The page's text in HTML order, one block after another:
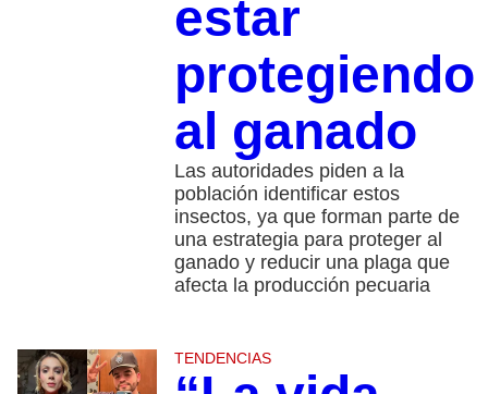
estar
protegiendo
al ganado
Las autoridades piden a la
población identificar estos
insectos, ya que forman parte de
una estrategia para proteger al
ganado y reducir una plaga que
afecta la producción pecuaria
TENDENCIAS